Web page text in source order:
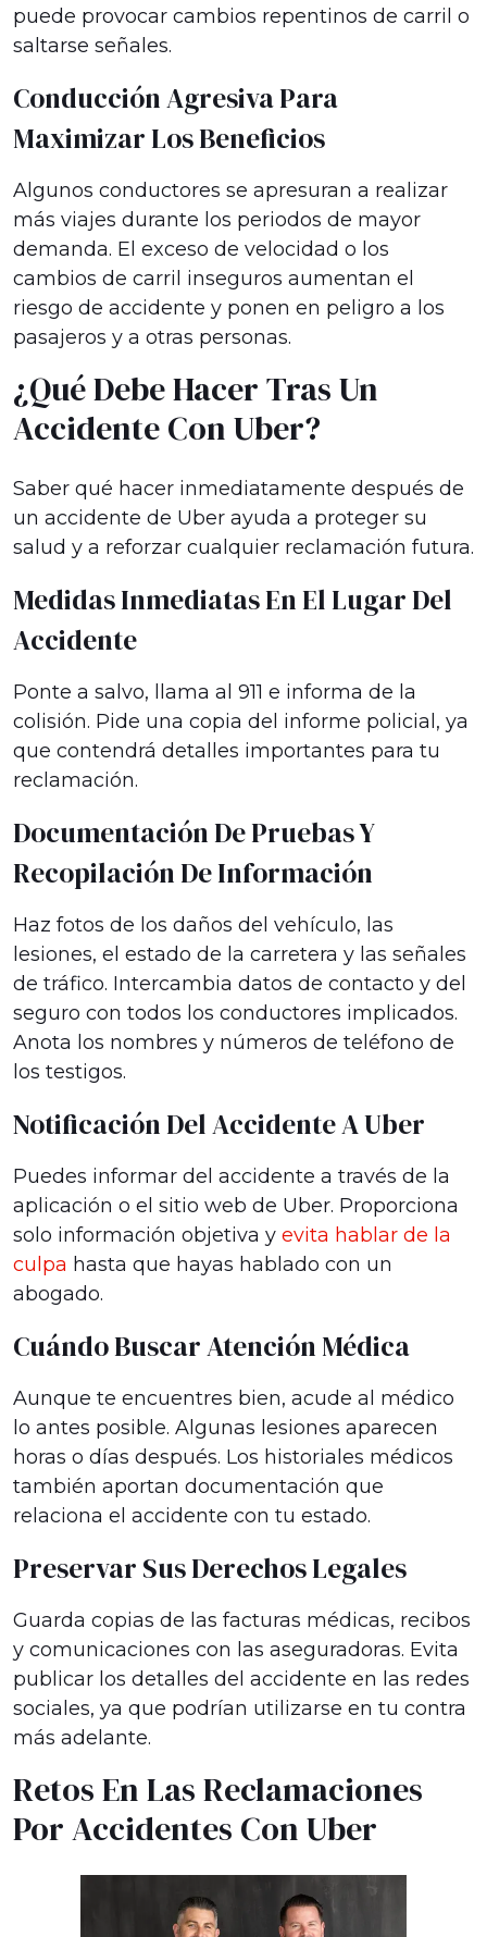
puede provocar cambios repentinos de carril o
saltarse señales.
Conducción Agresiva Para
Maximizar Los Beneficios
Algunos conductores se apresuran a realizar
más viajes durante los periodos de mayor
demanda. El exceso de velocidad o los
cambios de carril inseguros aumentan el
riesgo de accidente y ponen en peligro a los
pasajeros y a otras personas.
¿Qué Debe Hacer Tras Un
Accidente Con Uber?
Saber qué hacer inmediatamente después de
un accidente de Uber ayuda a proteger su
salud y a reforzar cualquier reclamación futura.
Medidas Inmediatas En El Lugar Del
Accidente
Ponte a salvo, llama al 911 e informa de la
colisión. Pide una copia del informe policial, ya
que contendrá detalles importantes para tu
reclamación.
Documentación De Pruebas Y
Recopilación De Información
Haz fotos de los daños del vehículo, las
lesiones, el estado de la carretera y las señales
de tráfico. Intercambia datos de contacto y del
seguro con todos los conductores implicados.
Anota los nombres y números de teléfono de
los testigos.
Notificación Del Accidente A Uber
Puedes informar del accidente a través de la
aplicación o el sitio web de Uber. Proporciona
solo información objetiva y evita hablar de la
culpa hasta que hayas hablado con un
abogado.
Cuándo Buscar Atención Médica
Aunque te encuentres bien, acude al médico
lo antes posible. Algunas lesiones aparecen
horas o días después. Los historiales médicos
también aportan documentación que
relaciona el accidente con tu estado.
Preservar Sus Derechos Legales
Guarda copias de las facturas médicas, recibos
y comunicaciones con las aseguradoras. Evita
publicar los detalles del accidente en las redes
sociales, ya que podrían utilizarse en tu contra
más adelante.
Retos En Las Reclamaciones
Por Accidentes Con Uber